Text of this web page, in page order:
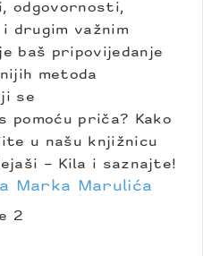
odgovornosti,
drugim važnim
baš pripovijedanje
metoda
se
pomoću priča? Kako
u našu knjižnicu
– Kila i saznajte!
Marka Marulića
2